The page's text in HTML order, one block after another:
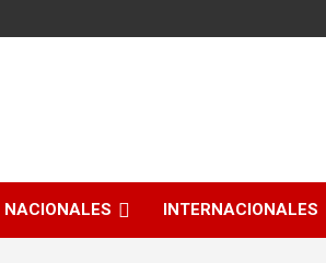
NACIONALES INTERNACIONALES